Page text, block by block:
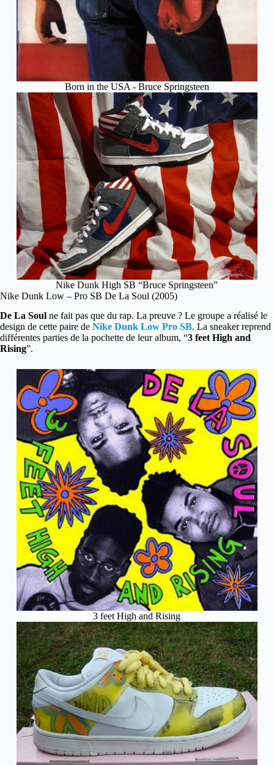
Born in the USA - Bruce Springsteen
Nike Dunk High SB “Bruce Springsteen”
Nike Dunk Low – Pro SB De La Soul (2005)
De La Soul ne fait pas que du rap. La preuve ? Le groupe a réalisé le
design de cette paire de Nike Dunk Low Pro SB. La sneaker reprend
différentes parties de la pochette de leur album, “3 feet High and
Rising”.
3 feet High and Rising